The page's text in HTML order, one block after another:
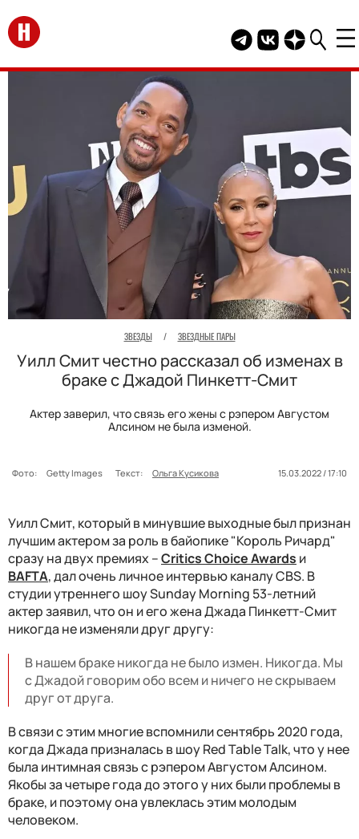
Перейти на главную
Telegram канал
Группа HELLO
Канал
ЗВЕЗДЫ / ЗВЕЗДНЫЕ ПАРЫ
Уилл Смит честно рассказал об изменах в
браке с Джадой Пинкетт-Смит
Актер заверил, что связь его жены с рэпером Августом
Алсином не была изменой.
Фото: Getty Images Текст: Ольга Кусикова 15.03.2022 / 17:10
Уилл Смит, который в минувшие выходные был признан
лучшим актером за роль в байопике "Король Ричард"
сразу на двух премиях –Critics Choice Awards и
BAFTA, дал очень личное интервью каналу CBS. В
студии утреннего шоу Sunday Morning 53-летний
актер заявил, что он и его жена Джада Пинкетт-Смит
никогда не изменяли друг другу:
В нашем браке никогда не было измен. Никогда. Мы
с Джадой говорим обо всем и ничего не скрываем
друг от друга.
В связи с этим многие вспомнили сентябрь 2020 года,
когда Джада призналась в шоу Red Table Talk, что у нее
была интимная связь с рэпером Августом Алсином.
Якобы за четыре года до этого у них были проблемы в
браке, и поэтому она увлеклась этим молодым
человеком.